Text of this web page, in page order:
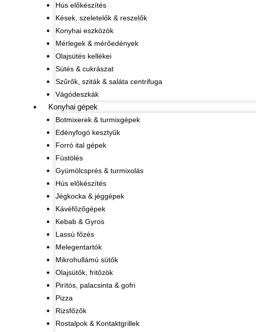
Hús előkészítés
Kések, szeletelők & reszelők
Konyhai eszközök
Mérlegek & mérőedények
Olajsütés kellékei
Sütés & cukrászat
Szűrők, sziták & saláta centrifuga
Vágódeszkák
Konyhai gépek
Botmixerek & turmixgépek
Edényfogó kesztyűk
Forró ital gépek
Füstölés
Gyümölcsprés & turmixolás
Hús előkészítés
Jégkocka & jéggépek
Kávéfőzőgépek
Kebab & Gyros
Lassú főzés
Melegentartók
Mikrohullámú sütők
Olajsütők, fritőzök
Pirítós, palacsinta & gofri
Pizza
Rizsfőzők
Rostalpok & Kontaktgrillek